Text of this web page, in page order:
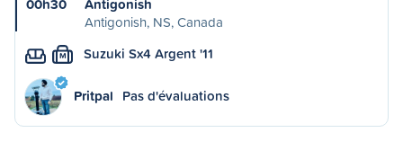
00h30
Antigonish
Antigonish, NS, Canada
M Suzuki Sx4 Argent '11
Pritpal Pas d'évaluations